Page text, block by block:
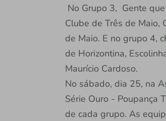
No Grupo 3, Gente
Clube de Três de Maio,
de Maio. E no grupo 4,
de Horizontina,
Maurício Cardoso.
No sábado, dia 25, na
Série Ouro - Poupança
de cada grupo. As